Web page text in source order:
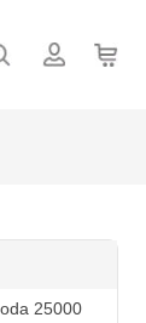
25000